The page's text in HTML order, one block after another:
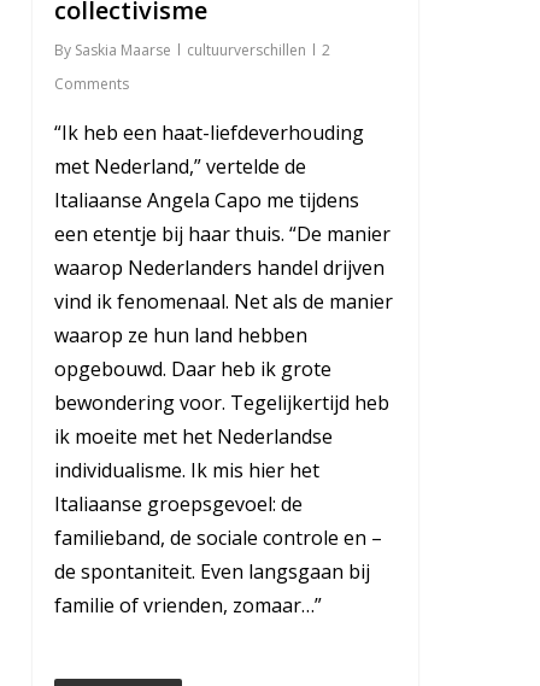
collectivisme
By Saskia Maarse cultuurverschillen
2
Comments
“Ik heb een haat-liefdeverhouding
met Nederland,” vertelde de
Italiaanse Angela Capo me tijdens
een etentje bij haar thuis. “De manier
waarop Nederlanders handel drijven
vind ik fenomenaal. Net als de manier
waarop ze hun land hebben
opgebouwd. Daar heb ik grote
bewondering voor. Tegelijkertijd heb
ik moeite met het Nederlandse
individualisme. Ik mis hier het
Italiaanse groepsgevoel: de
familieband, de sociale controle en –
de spontaniteit. Even langsgaan bij
familie of vrienden, zomaar…”